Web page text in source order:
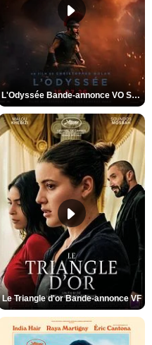
L'Odyssée Bande-annonce VO STFR
Le Triangle d'or Bande-annonce VF